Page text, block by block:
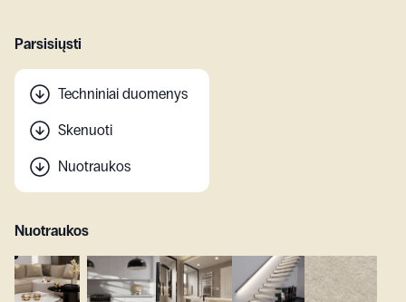
Parsisiųsti
Techniniai duomenys
Skenuoti
Nuotraukos
Nuotraukos